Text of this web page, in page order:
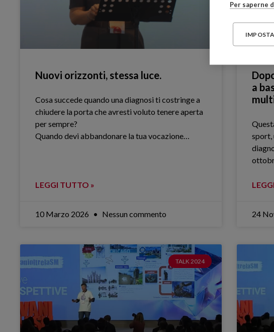
Nuovi orizzonti, stessa luce.
Cosa succede quando una diagnosi ti costringe a
chiudere la porta che avresti voluto tenere aperta
per sempre?
Quando devi abbandonare la tua vocazione…
LEGGI TUTTO »
10 Marzo 2026 Nessun commento
a
sport,
24
TALK 2024
Per saperne